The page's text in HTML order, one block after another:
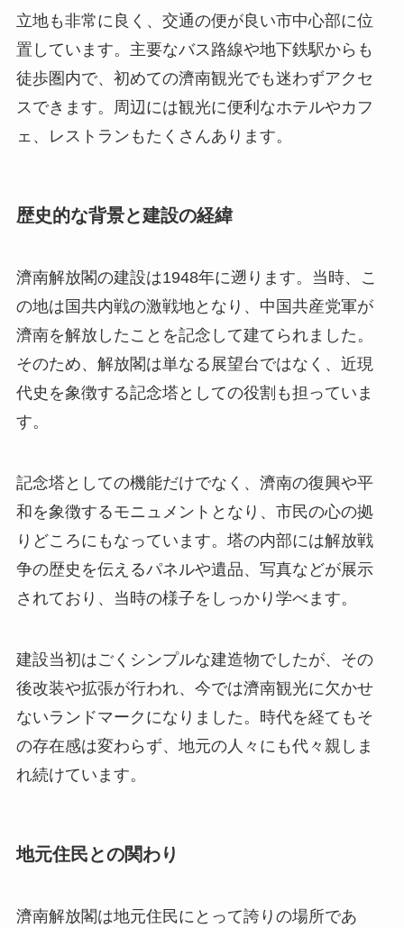
立地も非常に良く、交通の便が良い市中心部に位
置しています。主要なバス路線や地下鉄駅からも
徒歩圏内で、初めての濟南観光でも迷わずアクセ
スできます。周辺には観光に便利なホテルやカフ
ェ、レストランもたくさんあります。
歴史的な背景と建設の経緯
濟南解放閣の建設は1948年に遡ります。当時、こ
の地は国共内戦の激戦地となり、中国共産党軍が
濟南を解放したことを記念して建てられました。
そのため、解放閣は単なる展望台ではなく、近現
代史を象徴する記念塔としての役割も担っていま
す。
記念塔としての機能だけでなく、濟南の復興や平
和を象徴するモニュメントとなり、市民の心の拠
りどころにもなっています。塔の内部には解放戦
争の歴史を伝えるパネルや遺品、写真などが展示
されており、当時の様子をしっかり学べます。
建設当初はごくシンプルな建造物でしたが、その
後改装や拡張が行われ、今では濟南観光に欠かせ
ないランドマークになりました。時代を経てもそ
の存在感は変わらず、地元の人々にも代々親しま
れ続けています。
地元住民との関わり
濟南解放閣は地元住民にとって誇りの場所であ